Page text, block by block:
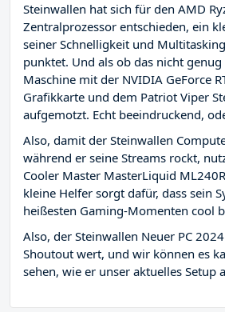
Steinwallen hat sich für den AMD
Zentralprozessor entschieden, ein
seiner Schnelligkeit und
punktet. Und als ob das nicht
Maschine mit der NVIDIA GeForce
Grafikkarte und dem Patriot Viper
aufgemotzt. Echt beeindruckend,
Also, damit der Steinwallen
während er seine Streams rockt,
Cooler Master MasterLiquid
kleine Helfer sorgt dafür, dass sein
heißesten Gaming-Momenten cool
Also, der Steinwallen Neuer PC
Shoutout wert, und wir können es
sehen, wie er unser aktuelles Setup